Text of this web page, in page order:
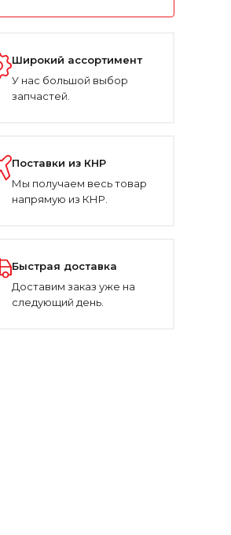
Широкий ассортимент
У нас большой выбор
запчастей.
Поставки из КНР
Мы получаем весь товар
напрямую из КНР.
Быстрая доставка
Доставим заказ уже на
следующий день.